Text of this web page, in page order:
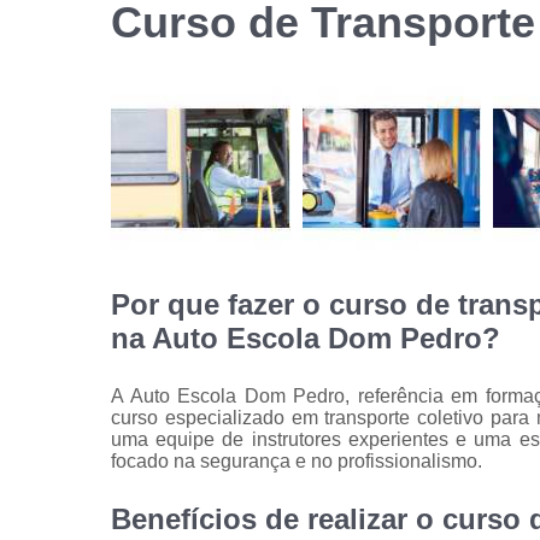
habilitação
Curso de
Por que fazer o curso de
na Auto Escola Dom Pedro?
A Auto Escola Dom Pedro, referência em
curso especializado em transporte coletivo
uma equipe de instrutores experientes e uma
focado na segurança e no profissionalismo.
Benefícios de realizar o curso